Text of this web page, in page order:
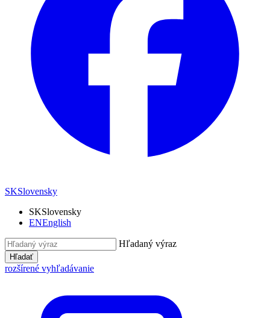
SKSlovensky
SKSlovensky
ENEnglish
Hľadaný výraz
Hľadať
rozšírené vyhľadávanie